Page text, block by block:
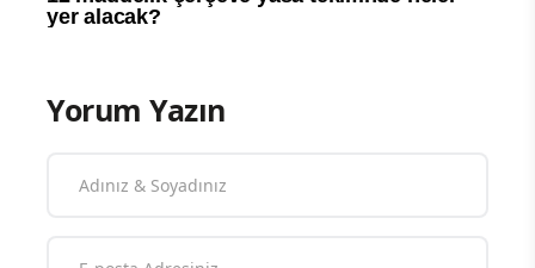
Yorum Yazın